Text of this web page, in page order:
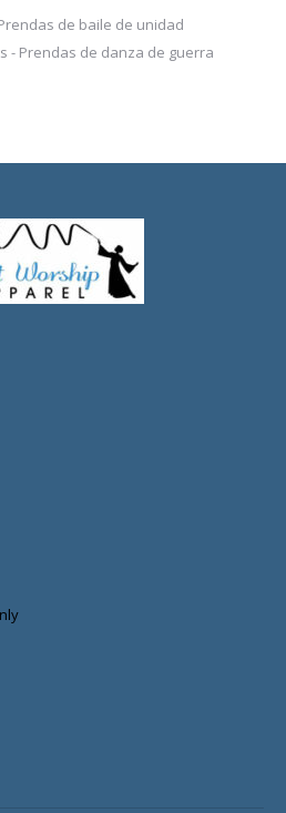
de baile de unidad
- Prendas de danza de guerra